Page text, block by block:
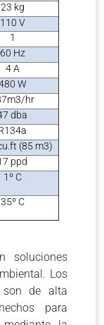
23 kg
110 V
1
60 Hz
4 A
W
hr
dba
(85 m3)
ppd
1º C
35º C
soluciones
Los
son de alta
para